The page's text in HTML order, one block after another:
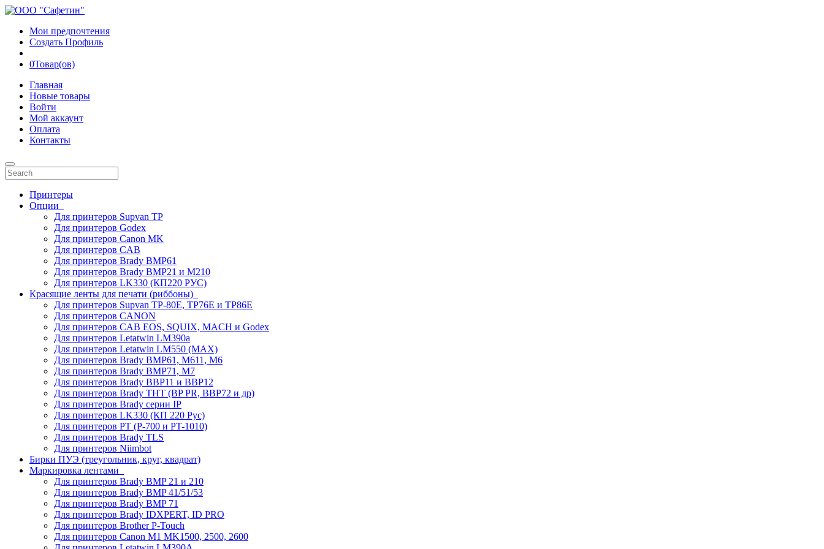
Мои предпочтения
Создать Профиль
0Товар(ов)
Главная
Новые товары
Войти
Мой аккаунт
Оплата
Контакты
Принтеры
Опции
Для принтеров Supvan TP
Для принтеров Godex
Для принтеров Canon MK
Для принтеров CAB
Для принтеров Brady BMP61
Для принтеров Brady BMP21 и M210
Для принтеров LK330 (КП220 РУС)
Красящие ленты для печати (риббоны)
Для принтеров Supvan TP-80E, TP76E и TP86E
Для принтеров CANON
Для принтеров CAB EOS, SQUIX, MACH и Godex
Для принтеров Letatwin LM390a
Для принтеров Letatwin LM550 (MAX)
Для принтеров Brady BMP61, M611, M6
Для принтеров Brady BMP71, M7
Для принтеров Brady BBP11 и BBP12
Для принтеров Brady THT (BP PR, BBP72 и др)
Для принтеров Brady серии IP
Для принтеров LK330 (КП 220 Рус)
Для принтеров PT (P-700 и PT-1010)
Для принтеров Brady TLS
Для принтеров Niimbot
Бирки ПУЭ (треугольник, круг, квадрат)
Маркировка лентами
Для принтеров Brady BMP 21 и 210
Для принтеров Brady BMP 41/51/53
Для принтеров Brady BMP 71
Для принтеров Brady IDXPERT, ID PRO
Для принтеров Brother P-Touch
Для принтеров Canon M1 MK1500, 2500, 2600